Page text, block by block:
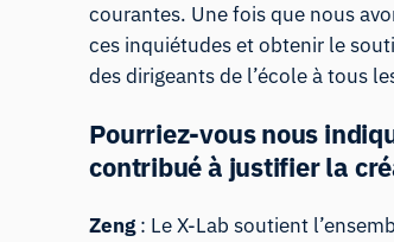
courantes. Une fois que nous
ces inquiétudes et obtenir le
des dirigeants de l’école à tous
Pourriez-vous nous
contribué à justifier la
Zeng: Le X-Lab soutient